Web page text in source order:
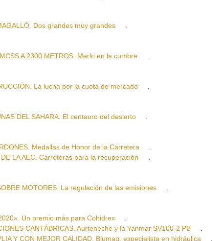
Dos grandes muy grandes
.
A 2300 METROS. Merlo en la cumbre
.
La lucha por la cuota de mercado
.
DEL SAHARA. El centauro del desierto
.
Medallas de Honor de la Carretera
.
LA AEC. Carreteras para la recuperación
.
MOTORES. La regulación de las emisiones
.
Un premio más para Cohidrex
.
CANTÁBRICAS. Aurteneche y la Yanmar SV100-2 PB
.
Y CON MEJOR CALIDAD. Blumaq, especialista en hidráulica
.